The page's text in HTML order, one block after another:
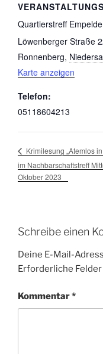
Quartierstreff Empelde
Löwenberger Straße
Ronnenberg,
Karte anzeigen
Telefon:
05118604213
Krimilesung „Atemlos
im Nachbarschaftstreff
Oktober 2023
Schreibe einen
Deine E-Mail-
Erforderliche
Kommentar*